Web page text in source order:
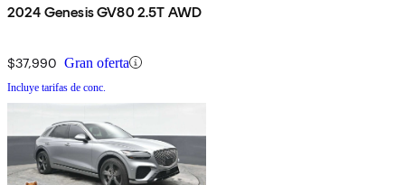
2024 Genesis GV80 2.5T AWD
$37,990 Gran oferta
Incluye tarifas de conc.